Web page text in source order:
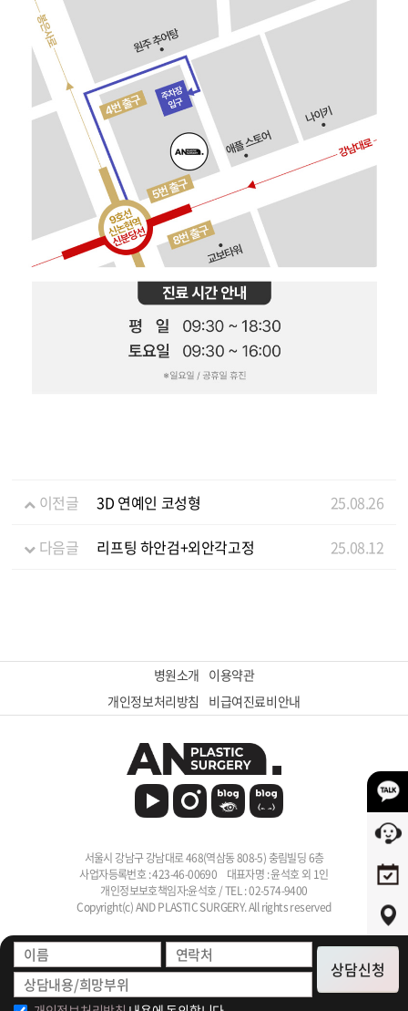
이전글 3D 연예인 코성형 25.08.26
다음글 리프팅 하안검+외안각고정 25.08.12
병원소개 이용약관
개인정보처리방침
비급여진료비안내
서울시 강남구 강남대로 468(역삼동 808-5) 충림빌딩 6층
사업자등록번호 : 423-46-00690
대표자명 : 윤석호 외 1인
개인정보보호책임자:윤석호 / TEL : 02-574-9400
Copyright(c) AND PLASTIC SURGERY. All rights reserved
상담신청